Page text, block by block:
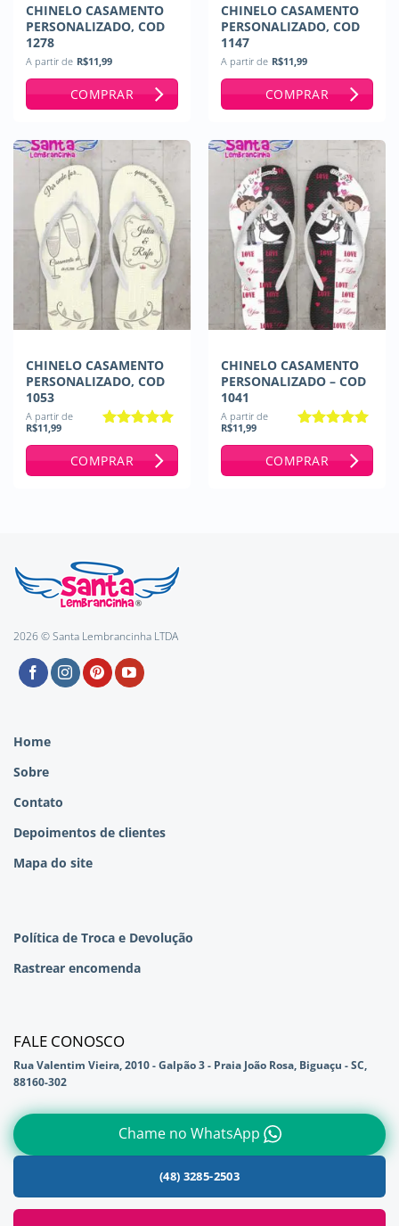
CHINELO CASAMENTO
PERSONALIZADO, COD
1278
A partir de R$11,99
COMPRAR
CHINELO CASAMENTO
PERSONALIZADO, COD
1147
A partir de R$11,99
COMPRAR
CHINELO CASAMENTO
PERSONALIZADO, COD
1053
A partir de
R$11,99
COMPRAR
CHINELO CASAMENTO
PERSONALIZADO – COD
1041
A partir de
R$11,99
COMPRAR
2026 © Santa Lembrancinha LTDA
Home
Sobre
Contato
Depoimentos de clientes
Mapa do site
Política de Troca e Devolução
Rastrear encomenda
FALE CONOSCO
Rua Valentim Vieira, 2010 - Galpão 3 - Praia João Rosa, Biguaçu - SC,
88160-302
Chame no WhatsApp
(48) 3285-2503